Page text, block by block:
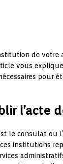
de votre
vous
pour
l’acte
le consulat ou
institutions